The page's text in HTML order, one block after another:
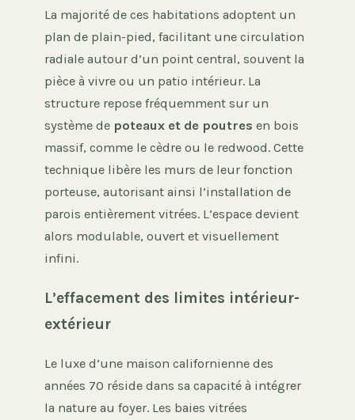
La majorité de ces habitations adoptent un
plan de plain-pied, facilitant une circulation
radiale autour d’un point central, souvent la
pièce à vivre ou un patio intérieur. La
structure repose fréquemment sur un
système de poteaux et de poutres en bois
massif, comme le cèdre ou le redwood. Cette
technique libère les murs de leur fonction
porteuse, autorisant ainsi l’installation de
parois entièrement vitrées. L’espace devient
alors modulable, ouvert et visuellement
infini.
L’effacement des limites intérieur-
extérieur
Le luxe d’une maison californienne des
années 70 réside dans sa capacité à intégrer
la nature au foyer. Les baies vitrées